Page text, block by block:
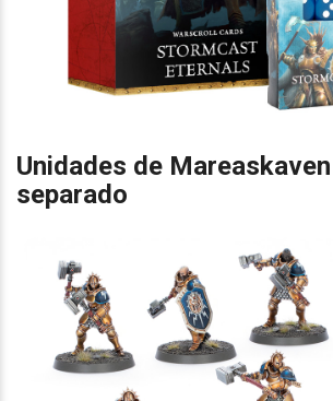
Unidades de
separado